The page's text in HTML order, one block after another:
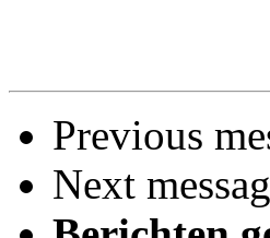
Previous
Next